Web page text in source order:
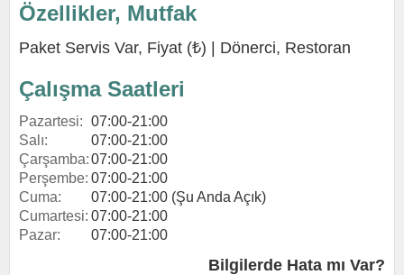
Özellikler, Mutfak
Paket Servis Var, Fiyat (₺) | Dönerci, Restoran
Çalışma Saatleri
Pazartesi: 07:00-21:00
Salı:
07:00-21:00
Çarşamba:07:00-21:00
Perşembe: 07:00-21:00
Cuma:
07:00-21:00 (Şu Anda Açık)
Cumartesi: 07:00-21:00
Pazar:
07:00-21:00
Bilgilerde Hata mı Var?